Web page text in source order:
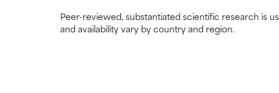
Peer-reviewed, substantiated scientific research is
and availability vary by country and region.